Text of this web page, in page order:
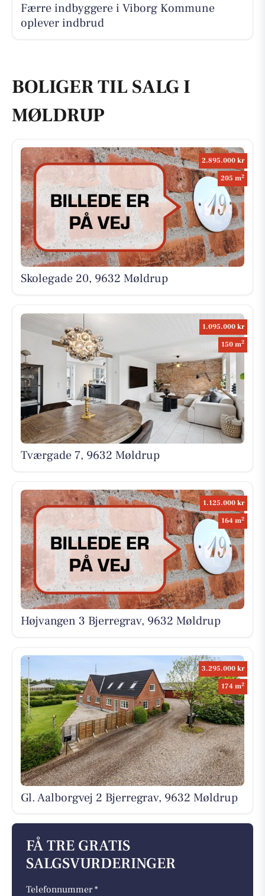
Færre indbyggere i Viborg Kommune
oplever indbrud
BOLIGER TIL SALG I
MØLDRUP
2.895.000 kr
205 m2
Skolegade 20, 9632 Møldrup
1.095.000 kr
150 m2
Tværgade 7, 9632 Møldrup
1.125.000 kr
164 m2
Højvangen 3 Bjerregrav, 9632 Møldrup
3.295.000 kr
174 m2
Gl. Aalborgvej 2 Bjerregrav, 9632 Møldrup
FÅ TRE GRATIS
SALGSVURDERINGER
Telefonnummer *